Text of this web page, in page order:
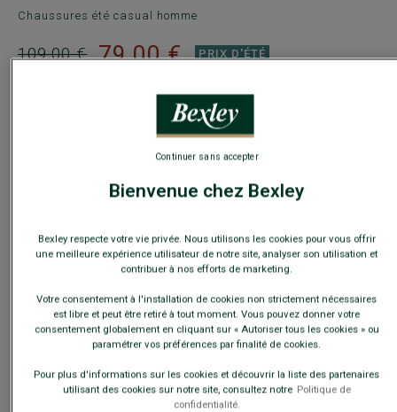
Chaussures été casual homme
109,00 € 79,00 € PRIX D'ÉTÉ
Payez en plusieurs fois dès 199€ d'achat
Guide des tailles
− + AJOUTER AU PANIER
Voir la disponibilité en magasin
Livré en 24h ouvrées avec Chronopost Express
Bienvenue chez Bexley
Bexley respecte votre vie privée. Nous utilisons les cookies pour vous offrir
une meilleure expérience utilisateur de notre site, analyser son utilisation et
contribuer à nos efforts de marketing.
Votre consentement à l'installation de cookies non strictement nécessaires
est libre et peut être retiré à tout moment. Vous pouvez donner votre
consentement globalement en cliquant sur « Autoriser tous les cookies » ou
paramétrer vos préférences par finalité de cookies.
Pour plus d'informations sur les cookies et découvrir la liste des partenaires
utilisant des cookies sur notre site, consultez notre Politique de
confidentialité.
Continuer sans accepter